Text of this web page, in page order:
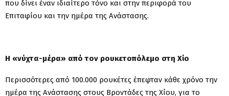
που δίνει έναν ιδιαίτερο τόνο και στην περιφορά του
Επιταφίου και την ημέρα της Ανάστασης.
Η «νύχτα-μέρα» από τον ρουκετοπόλεμο στη Χίο
Περισσότερες από 100.000 ρουκέτες έπεφταν κάθε χρόνο την
ημέρα της Ανάστασης στους Βροντάδες της Χίου, για το